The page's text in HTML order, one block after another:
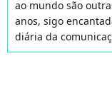
ao mundo são
anos, sigo
diária da